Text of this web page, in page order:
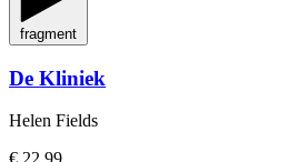
fragment
De Kliniek
Helen Fields